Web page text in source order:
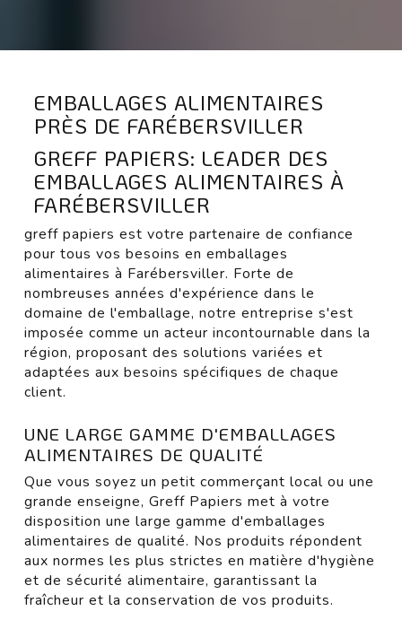
EMBALLAGES ALIMENTAIRES
PRÈS DE FARÉBERSVILLER
GREFF PAPIERS: LEADER DES
EMBALLAGES ALIMENTAIRES À
FARÉBERSVILLER
greff papiers est votre partenaire de confiance
pour tous vos besoins en emballages
alimentaires à Farébersviller. Forte de
nombreuses années d'expérience dans le
domaine de l'emballage, notre entreprise s'est
imposée comme un acteur incontournable dans la
région, proposant des solutions variées et
adaptées aux besoins spécifiques de chaque
client.
UNE LARGE GAMME D'EMBALLAGES
ALIMENTAIRES DE QUALITÉ
Que vous soyez un petit commerçant local ou une
grande enseigne, Greff Papiers met à votre
disposition une large gamme d'emballages
alimentaires de qualité. Nos produits répondent
aux normes les plus strictes en matière d'hygiène
et de sécurité alimentaire, garantissant la
fraîcheur et la conservation de vos produits.